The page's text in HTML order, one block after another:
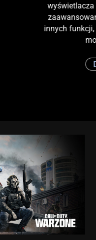
wyświetlacza
innych funkcji,